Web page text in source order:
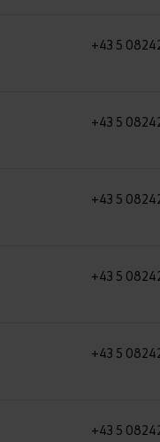
+43 5
+43 5
+43 5
+43 5
+43 5
+43 5